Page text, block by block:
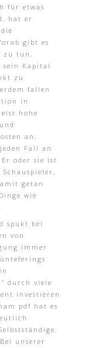
für etwas
hat er
gibt es
zu tun,
sein Kapital
zu
fallen
in
hohe
an,
Fall an
oder sie ist
getan
wie
spukt bei
von
immer
durch viele
investieren
pdf hat es
unserer